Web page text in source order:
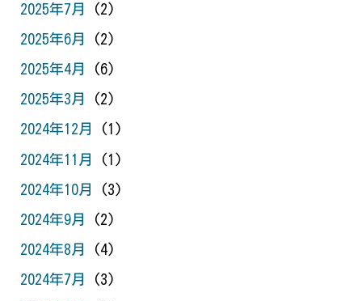
2025年7月 (2)
2025年6月 (2)
2025年4月 (6)
2025年3月 (2)
2024年12月 (1)
2024年11月 (1)
2024年10月 (3)
2024年9月 (2)
2024年8月 (4)
2024年7月 (3)